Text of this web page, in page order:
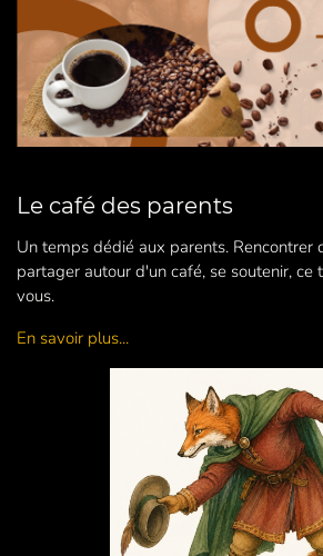
Le café des parents
Un temps dédié aux parents. Rencontrer
partager autour d'un café, se soutenir, ce
vous.
En savoir plus...